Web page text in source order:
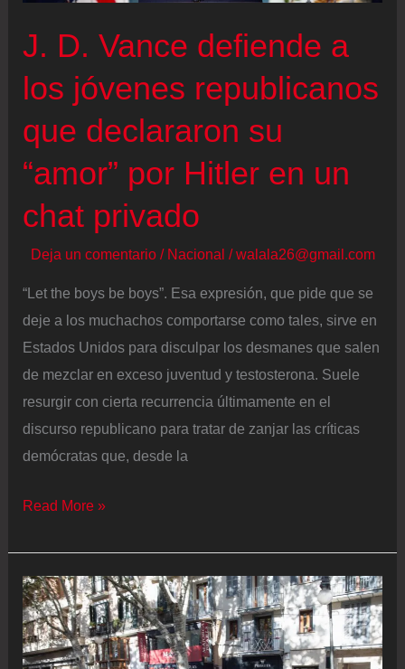
de
prisión
J. D. Vance defiende a
los jóvenes republicanos
que declararon su
“amor” por Hitler en un
chat privado
Deja un comentario / Nacional /walala26@gmail.com
“Let the boys be boys”. Esa expresión, que pide que se
deje a los muchachos comportarse como tales, sirve en
Estados Unidos para disculpar los desmanes que salen
de mezclar en exceso juventud y testosterona. Suele
resurgir con cierta recurrencia últimamente en el
discurso republicano para tratar de zanjar las críticas
demócratas que, desde la
J.
Vance
defiende
a
los
Read More »